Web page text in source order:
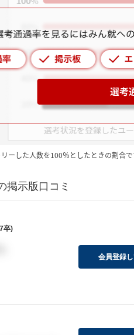
ーした人数を100％としたときの割合で
掲示版口コミ
卒)
会員登録し